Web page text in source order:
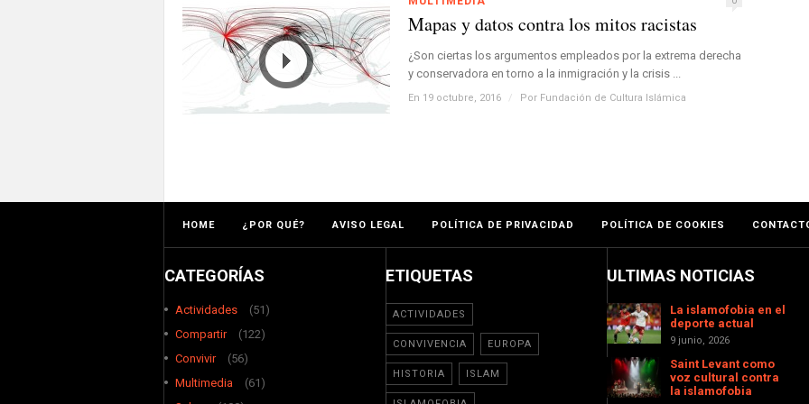
Mapas y datos contra los mitos racistas
¿Son ciertas los argumentos empleados por la extrema derecha
y conservadora en torno a la inmigración y la crisis ...
En 19 octubre, 2016 / Por Fundación de Cultura Islámica
HOME ¿POR QUÉ? AVISO LEGAL POLÍTICA DE PRIVACIDAD POLÍTICA DE COOKIES
CATEGORÍAS
Actividades
(51)
Compartir
(122)
Convivir
(56)
Multimedia
(61)
ETIQUETAS
ACTIVIDADES
CONVIVENCIA EUROPA
HISTORIA ISLAM
ULTIMAS NOTICIAS
La islamofobia en el
deporte actual
9 junio, 2026
Saint Levant como
voz cultural contra
la islamofobia